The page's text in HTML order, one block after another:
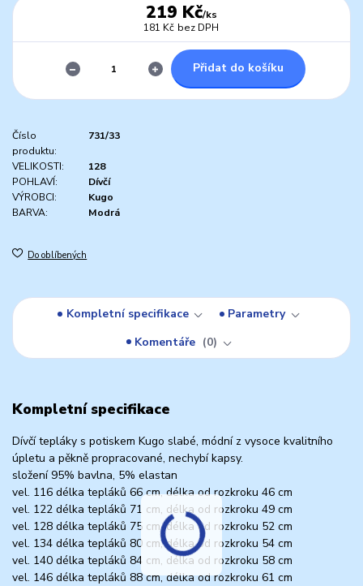
219 Kč/ks
181 Kč bez DPH
Přidat do košíku
Číslo
produktu:
731/33
VELIKOSTI:
128
POHLAVÍ:
Dívčí
VÝROBCI:
Kugo
BARVA:
Modrá
Do oblíbených
Kompletní specifikace
Parametry
Komentáře
0
Kompletní specifikace
Dívčí tepláky s potiskem Kugo slabé, módní z vysoce kvalitního
úpletu a pěkně propracované, nechybí kapsy.
složení 95% bavlna, 5% elastan
vel. 116 délka tepláků 66 cm, délka od rozkroku 46 cm
vel. 122 délka tepláků 71 cm, délka od rozkroku 49 cm
vel. 128 délka tepláků 75 cm, délka od rozkroku 52 cm
vel. 134 délka tepláků 80 cm, délka od rozkroku 54 cm
vel. 140 délka tepláků 84 cm, délka od rozkroku 58 cm
vel. 146 délka tepláků 88 cm, délka od rozkroku 61 cm